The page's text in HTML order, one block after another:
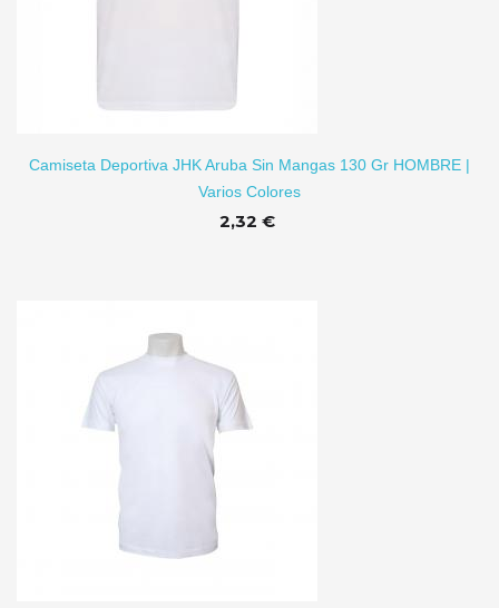
Camiseta Deportiva JHK Aruba Sin Mangas 130 Gr HOMBRE |
Varios Colores
2,32 €